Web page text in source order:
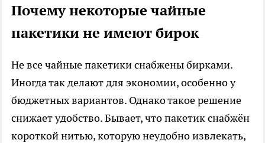
Почему некоторые чайные
пакетики не имеют бирок
Не все чайные пакетики снабжены бирками.
Иногда так делают для экономии, особенно у
бюджетных вариантов. Однако такое решение
снижает удобство. Бывает, что пакетик снабжён
короткой нитью, которую неудобно извлекать,